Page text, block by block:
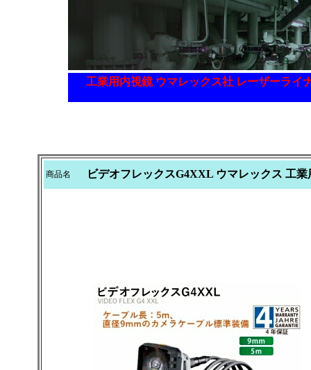
工業用内視鏡 ウマレックス社 レーザーライ
商品名 ビデオフレックスG4XXL ウマレックス 工